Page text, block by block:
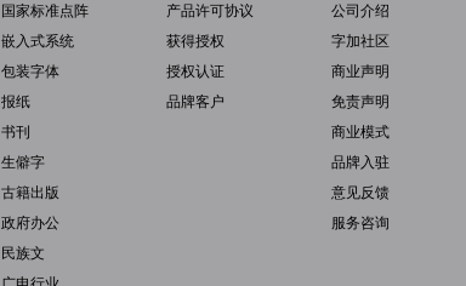
国家标准点阵
嵌入式系统
包装字体
报纸
书刊
生僻字
古籍出版
政府办公
民族文
产品许可协议
获得授权
授权认证
品牌客户
公司介绍
字加社区
商业声明
免责声明
商业模式
品牌入驻
意见反馈
服务咨询